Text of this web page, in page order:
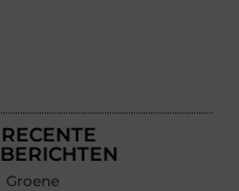
RECENTE
BERICHTEN
Groene